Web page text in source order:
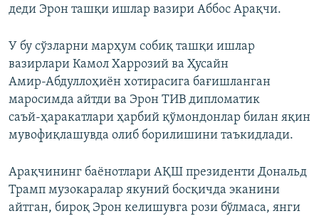
деди Эрон ташқи ишлар вазири Аббос Арақчи.
У бу сўзларни марҳум собиқ ташқи ишлар
вазирлари Камол Харрозий ва Ҳусайн
Амир‑Абдуллоҳиён хотирасига бағишланган
маросимда айтди ва Эрон ТИВ дипломатик
саъй‑ҳаракатлари ҳарбий қўмондонлар билан яқин
мувофиқлашувда олиб борилишини таъкидлади.
Арақчининг баёнотлари АҚШ президенти Дональд
Трамп музокаралар якуний босқичда эканини
айтган, бироқ Эрон келишувга рози бўлмаса, янги